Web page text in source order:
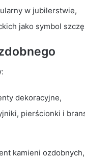
w jubilerstwie,
jako symbol
dekoracyjne,
pierścionki i
kamieni